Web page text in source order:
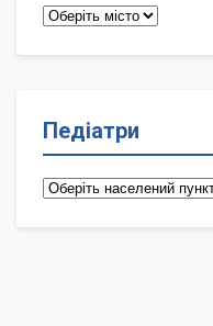
Терапевти
Педіатри
Педіатри